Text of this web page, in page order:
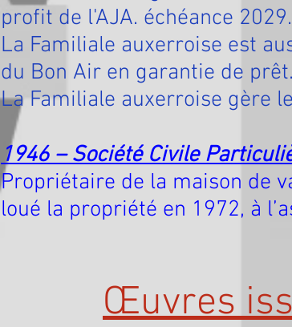
profit de l'AJA. échéance 2029.
La Familiale auxerroise est
du Bon Air en garantie de prêt.
La Familiale auxerroise gère
1946 – Société Civile
Propriétaire de la maison de
loué la propriété en 1972, à
Œuvres